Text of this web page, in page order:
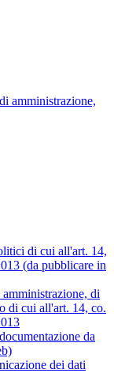
amministrazione,
di cui all'art. 14,
(da pubblicare in
di
di cui all'art. 14, co.
da
dei dati